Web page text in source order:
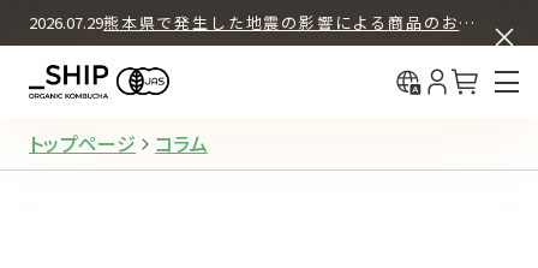
2026.07.29 熊本県で発生した地震の影響による商品のお届けについて
12本セット
12本セット
What's KOMBUCHA
How We Brew
About _SHIP
COLUMN
BUY & DRINK
中国（简体
中國（繁體
トップページ コラム